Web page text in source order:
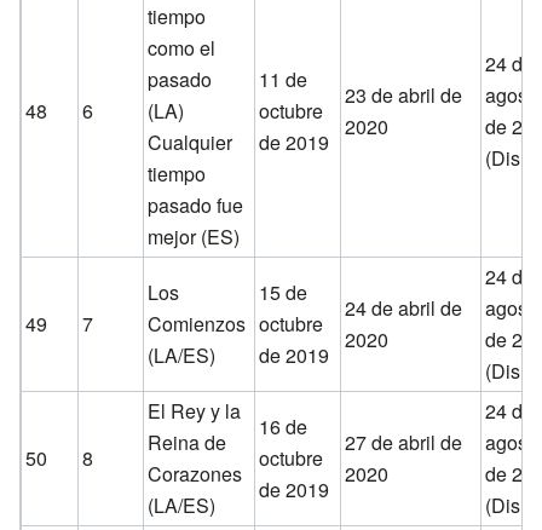
48 6
tiempo
como el
pasado
(LA)
Cualquier
tiempo
pasado fue
mejor (ES)
11 de
octubre
de 2019
23 de abril de
2020
24 de
de
49 7
Los
Comienzos
(LA/ES)
15 de
octubre
de 2019
24 de abril de
2020
24 de
de
50 8
El Rey y la
Reina de
Corazones
(LA/ES)
16 de
octubre
de 2019
27 de abril de
2020
24 de
de